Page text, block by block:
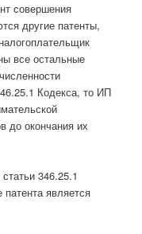
совершения
другие патенты,
все остальные
Кодекса, то ИП
до окончания их
346.25.1
является